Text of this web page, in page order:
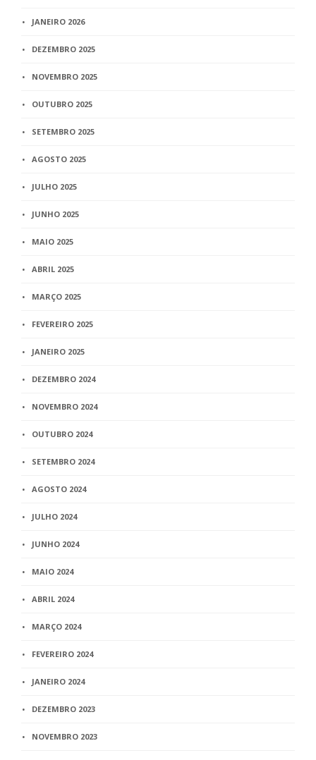
JANEIRO 2026
DEZEMBRO 2025
NOVEMBRO 2025
OUTUBRO 2025
SETEMBRO 2025
AGOSTO 2025
JULHO 2025
JUNHO 2025
MAIO 2025
ABRIL 2025
MARÇO 2025
FEVEREIRO 2025
JANEIRO 2025
DEZEMBRO 2024
NOVEMBRO 2024
OUTUBRO 2024
SETEMBRO 2024
AGOSTO 2024
JULHO 2024
JUNHO 2024
MAIO 2024
ABRIL 2024
MARÇO 2024
FEVEREIRO 2024
JANEIRO 2024
DEZEMBRO 2023
NOVEMBRO 2023